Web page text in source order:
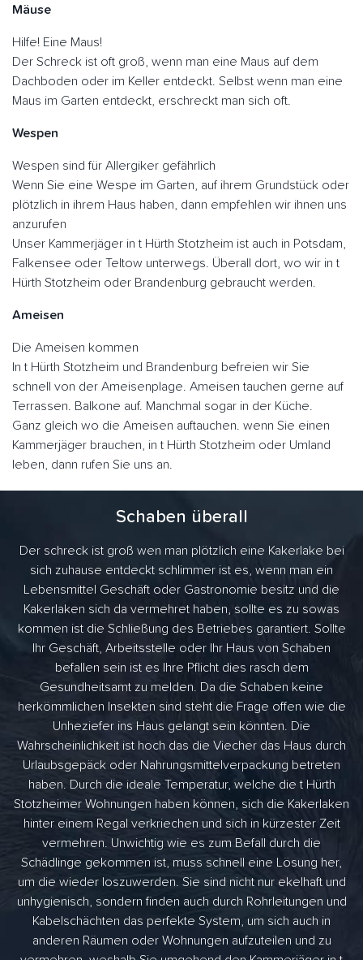
Mäuse
Hilfe! Eine Maus!
Der Schreck ist oft groß, wenn man eine Maus auf dem
Dachboden oder im Keller entdeckt. Selbst wenn man eine
Maus im Garten entdeckt, erschreckt man sich oft.
Wespen
Wespen sind für Allergiker gefährlich
Wenn Sie eine Wespe im Garten, auf ihrem Grundstück oder
plötzlich in ihrem Haus haben, dann empfehlen wir ihnen uns
anzurufen
Unser Kammerjäger in t Hürth Stotzheim ist auch in Potsdam,
Falkensee oder Teltow unterwegs. Überall dort, wo wir in t
Hürth Stotzheim oder Brandenburg gebraucht werden.
Ameisen
Die Ameisen kommen
In t Hürth Stotzheim und Brandenburg befreien wir Sie
schnell von der Ameisenplage. Ameisen tauchen gerne auf
Terrassen. Balkone auf. Manchmal sogar in der Küche.
Ganz gleich wo die Ameisen auftauchen. wenn Sie einen
Kammerjäger brauchen, in t Hürth Stotzheim oder Umland
leben, dann rufen Sie uns an.
Schaben überall
Der schreck ist groß wen man plötzlich eine Kakerlake bei
sich zuhause entdeckt schlimmer ist es, wenn man ein
Lebensmittel Geschäft oder Gastronomie besitz und die
Kakerlaken sich da vermehret haben, sollte es zu sowas
kommen ist die Schließung des Betriebes garantiert. Sollte
Ihr Geschäft, Arbeitsstelle oder Ihr Haus von Schaben
befallen sein ist es Ihre Pflicht dies rasch dem
Gesundheitsamt zu melden. Da die Schaben keine
herkömmlichen Insekten sind steht die Frage offen wie die
Unheziefer ins Haus gelangt sein könnten. Die
Wahrscheinlichkeit ist hoch das die Viecher das Haus durch
Urlaubsgepäck oder Nahrungsmittelverpackung betreten
haben. Durch die ideale Temperatur, welche die t Hürth
Stotzheimer Wohnungen haben können, sich die Kakerlaken
hinter einem Regal verkriechen und sich in kürzester Zeit
vermehren. Unwichtig wie es zum Befall durch die
Schädlinge gekommen ist, muss schnell eine Lösung her,
um die wieder loszuwerden. Sie sind nicht nur ekelhaft und
unhygienisch, sondern finden auch durch Rohrleitungen und
Kabelschächten das perfekte System, um sich auch in
anderen Räumen oder Wohnungen aufzuteilen und zu